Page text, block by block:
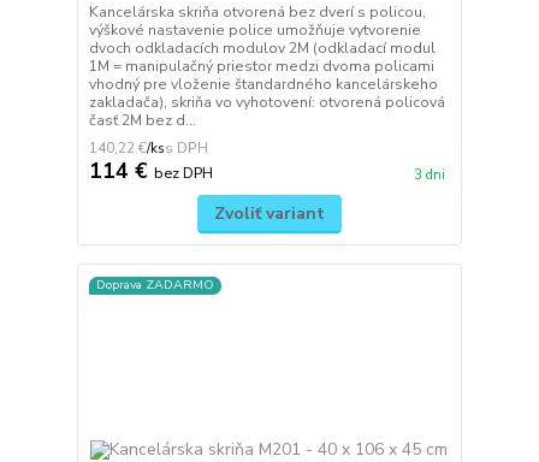
Kancelárska skriňa otvorená bez dverí s policou,
výškové nastavenie police umožňuje vytvorenie
dvoch odkladacích modulov 2M (odkladací modul
1M = manipulačný priestor medzi dvoma policami
vhodný pre vloženie štandardného kancelárskeho
zakladača), skriňa vo vyhotovení: otvorená policová
časť 2M bez d...
140,22 €/ks
114 € bez DPH 3 dni
Zvoliť variant
Doprava ZADARMO